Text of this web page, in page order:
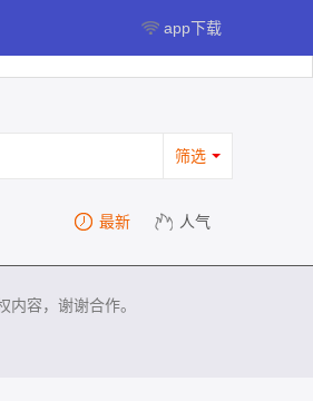
app下载
筛选
最新 人气
容，谢谢合作。